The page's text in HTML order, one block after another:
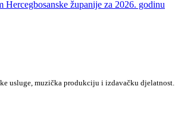
županije za 2026. godinu
usluge, muzička produkciju i izdavačku djelatnost.